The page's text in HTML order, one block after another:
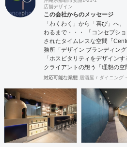
店舗デザイン
この会社からのメッセージ
「わくわく」から「喜び」
わるまで・・・ 「コンセプシ
されたタイムレスな空間「
務所「デザイン ブランディン
「ホスピタリティをデザイン
クライアントの想う「理想の
Mission～としています。 「ホ
行動指針～ 「おもてなしの心
としたことでも相手の氣持ちを
常に機知を生み出せるよう考え
を超えた「仕事人」となり「ホ
る」ことに繋がると考えます。
くするような「期待感」、理想
対応可能な業態 居酒屋 ダイニング